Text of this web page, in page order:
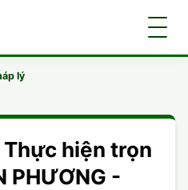
lý
Thực hiện trọn
PHƯƠNG -